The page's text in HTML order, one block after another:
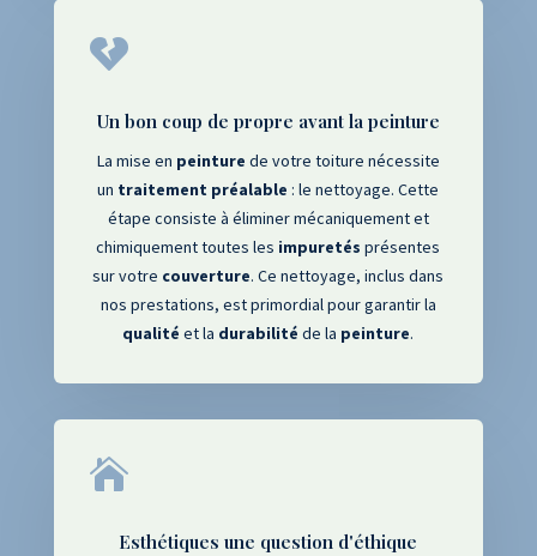

Un bon coup de propre avant la peinture
La mise en peinture de votre toiture nécessite
un traitement préalable : le nettoyage. Cette
étape consiste à éliminer mécaniquement et
chimiquement toutes les impuretés présentes
sur votre couverture. Ce nettoyage, inclus dans
nos prestations, est primordial pour garantir la
qualité et la durabilité de la peinture.

Esthétiques une question d'éthique